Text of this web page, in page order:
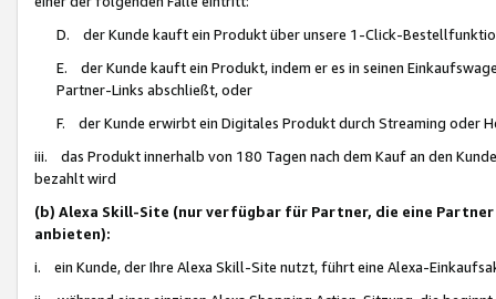
D. der Kunde kauft ein Produkt über unsere 1-Click-
E. der Kunde kauft ein Produkt, indem er es in seinen
Partner-Links abschließt, oder
F. der Kunde erwirbt ein Digitales Produkt durch Streaming oder
iii. das Produkt innerhalb von 180 Tagen nach dem Kauf an den
bezahlt wird
(b) Alexa Skill-Site (nur verfügbar für Partner, die eine
anbieten):
i. ein Kunde, der Ihre Alexa Skill-Site nutzt, führt eine Alexa-